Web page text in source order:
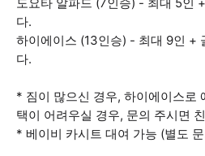
다.
하이에이스 (13인승) - 최대 9인 +
다.
* 짐이 많으신 경우, 하이에이스로
택이 어려우실 경우, 문의 주시면
* 베이비 카시트 대여 가능 (별도